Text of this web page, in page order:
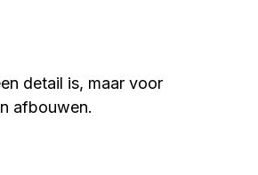
detail is, maar voor
afbouwen.